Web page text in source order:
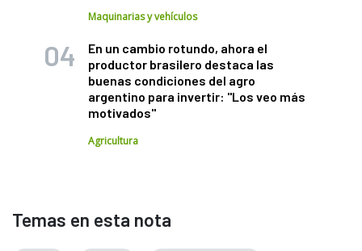
Maquinarias y vehículos
En un cambio rotundo, ahora el
productor brasilero destaca las
buenas condiciones del agro
argentino para invertir: "Los veo más
motivados"
Agricultura
Temas en esta nota